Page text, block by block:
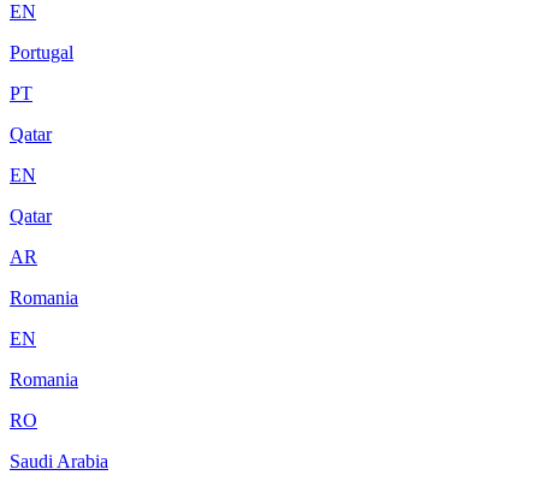
EN
Portugal
PT
Qatar
EN
Qatar
AR
Romania
EN
Romania
RO
Saudi Arabia